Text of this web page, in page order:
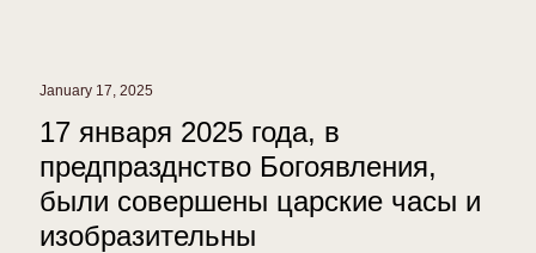
January 17, 2025
17 января 2025 года, в
предпразднство Богоявления,
были совершены царские часы и
изобразительны